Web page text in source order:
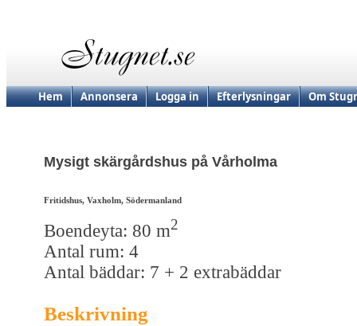
Hem Annonsera Logga in Efterlysningar Om
Mysigt skärgårdshus på Vårholma
Fritidshus, Vaxholm, Södermanland
Boendeyta: 80 m2
Antal rum: 4
Antal bäddar: 7 + 2 extrabäddar
Beskrivning